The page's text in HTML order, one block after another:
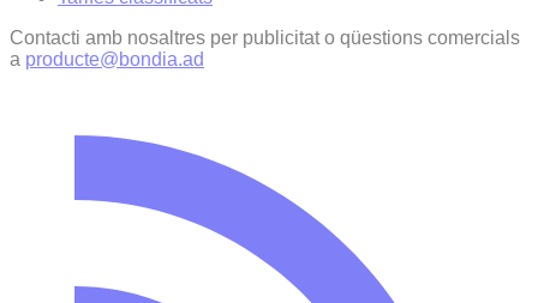
Contacti amb nosaltres per publicitat o qüestions comercials
a producte@bondia.ad